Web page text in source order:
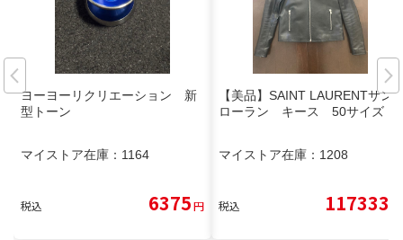
ヨーヨーリクリエーション 新
型トーン
マイストア在庫： 1164
税込 6375円
【美品】SAINT LAURENTサン
ローラン キース 50サイズ
マイストア在庫： 1208
税込 117333